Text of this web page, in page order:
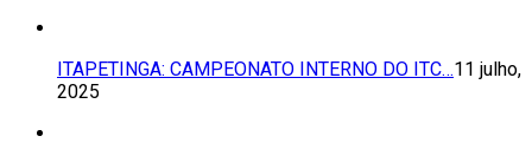
ITAPETINGA: CAMPEONATO INTERNO DO ITC…11 julho,
2025